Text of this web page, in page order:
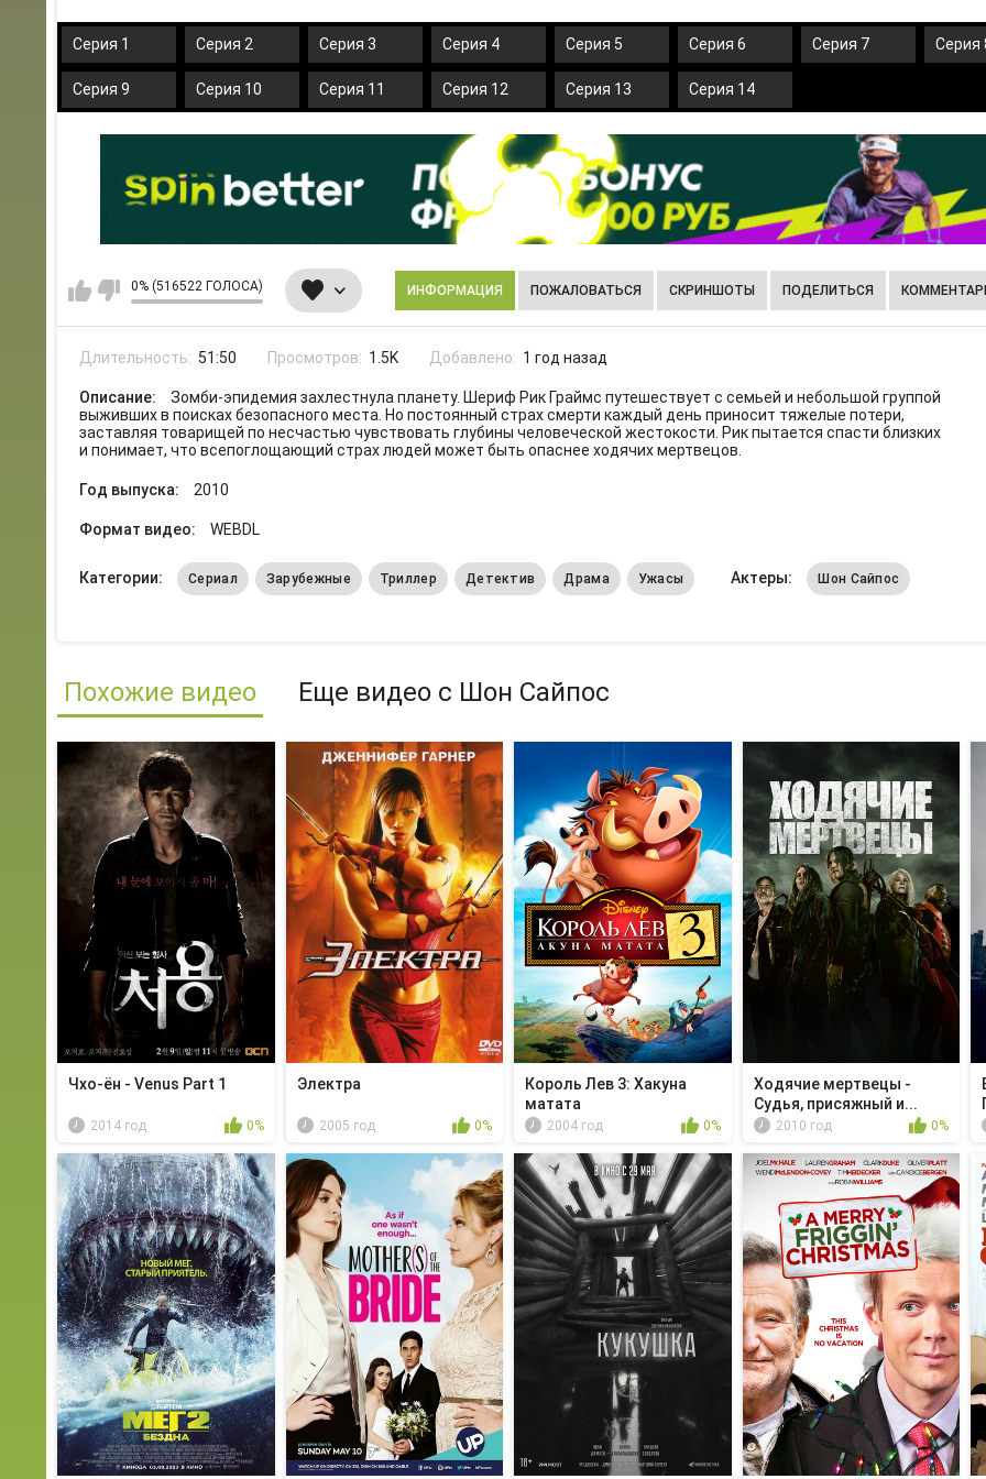
Серия 1 Серия 2 Серия 3 Серия 4 Серия 5 Серия 6 Серия 7 Серия
Серия 9 Серия 10 Серия 11 Серия 12 Серия 13 Серия 14
0% (516522 ГОЛОСА) ИНФОРМАЦИЯ ПОЖАЛОВАТЬСЯ СКРИНШОТЫ ПОДЕЛИТЬСЯ
Длительность: 51:50 Просмотров: 1.5K Добавлено: 1 год назад
Описание:
Зомби-эпидемия захлестнула планету. Шериф Рик Граймс путешествует с семьей и небольшой группой
выживших в поисках безопасного места. Но постоянный страх смерти каждый день приносит тяжелые потери,
заставляя товарищей по несчастью чувствовать глубины человеческой жестокости. Рик пытается спасти близких
и понимает, что всепоглощающий страх людей может быть опаснее ходячих мертвецов.
Год выпуска: 2010
Формат видео: WEBDL
Категории: Сериал Зарубежные Триллер Детектив Драма Ужасы Актеры: Шон Сайпос
Похожие видео Еще видео с Шон Сайпос
Чхо-ён - Venus Part 1
2014 год 0%
Электра
2005 год 0%
Король Лев 3: Хакуна
матата
2004 год 0%
Ходячие мертвецы -
Судья, присяжный и...
2010 год 0%